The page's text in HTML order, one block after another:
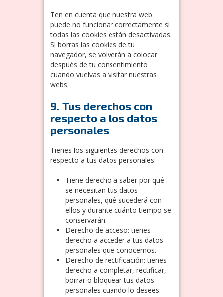
Ten en cuenta que nuestra web
puede no funcionar correctamente si
todas las cookies están desactivadas.
Si borras las cookies de tu
navegador, se volverán a colocar
después de tu consentimiento
cuando vuelvas a visitar nuestras
webs.
9. Tus derechos con
respecto a los datos
personales
Tienes los siguientes derechos con
respecto a tus datos personales:
Tiene derecho a saber por qué
se necesitan tus datos
personales, qué sucederá con
ellos y durante cuánto tiempo se
conservarán.
Derecho de acceso: tienes
derecho a acceder a tus datos
personales que conocemos.
Derecho de rectificación: tienes
derecho a completar, rectificar,
borrar o bloquear tus datos
personales cuando lo desees.